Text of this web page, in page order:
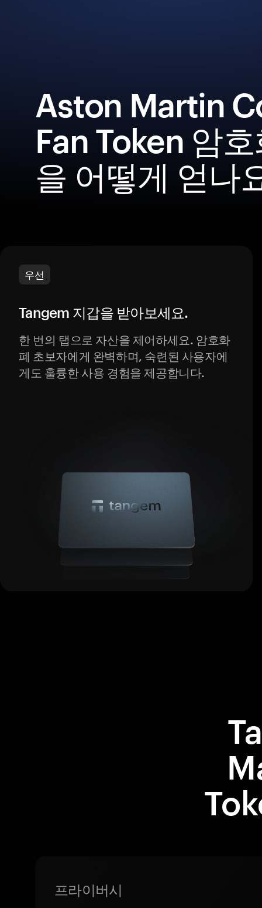
Aston Martin
Fan Token 암
을 어떻게 얻나
우선
Tangem 지갑을 받아보세요.
한 번의 탭으로 자산을 제어하세요. 암호화
폐 초보자에게 완벽하며, 숙련된 사용자에
게도 훌륭한 사용 경험을 제공합니다.
프라이버시